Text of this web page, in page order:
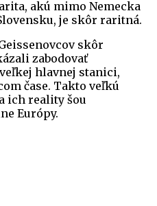
akú mimo Nemecka
je skôr raritná.
skôr
zabodovať
hlavnej stanici,
čase. Takto veľkú
ich reality šou
Európy.